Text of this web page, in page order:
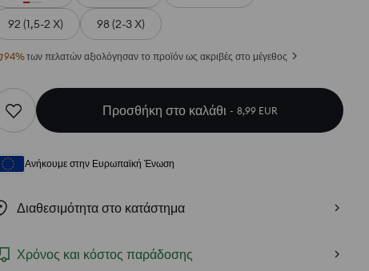
92 (1,5-2 Χ) 98 (2-3 Χ)
94%των πελατών αξιολόγησαν το προϊόν ως ακριβές στο μέγεθος
Προσθήκη στο καλάθι 8,99 EUR
Ανήκουμε στην Ευρωπαϊκή Ένωση
Διαθεσιμότητα στο κατάστημα
Χρόνος και κόστος παράδοσης